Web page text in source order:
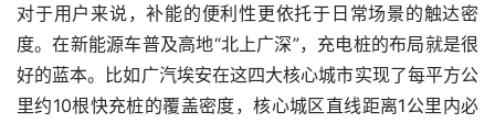
对于用户来说，补能的便利性更依托于日常场景的触达密
度。在新能源车普及高地“北上广深”，充电桩的布局就是很
好的蓝本。比如广汽埃安在这四大核心城市实现了每平方公
里约10根快充桩的覆盖密度，核心城区直线距离1公里内必